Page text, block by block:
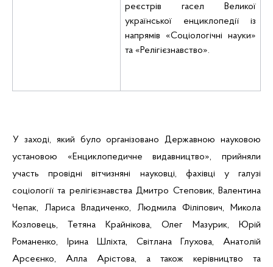
реєстрів гасел Великої
української енциклопедії із
напрямів «Соціологічні науки»
та «Релігієзнавство».
У заході, який було організовано Державною науковою
установою «Енциклопедичне видавництво», прийняли
участь провідні вітчизняні науковці, фахівці у галузі
соціології та релігієзнавства Дмитро Степовик, Валентина
Чепак, Лариса Владиченко, Людмила Філіпович, Микола
Козловець, Тетяна Крайнікова, Олег Мазурик, Юрій
Романенко, Ірина Шліхта, Світлана Глухова, Анатолій
Арсеєнко, Алла Арістова, а також керівництво та